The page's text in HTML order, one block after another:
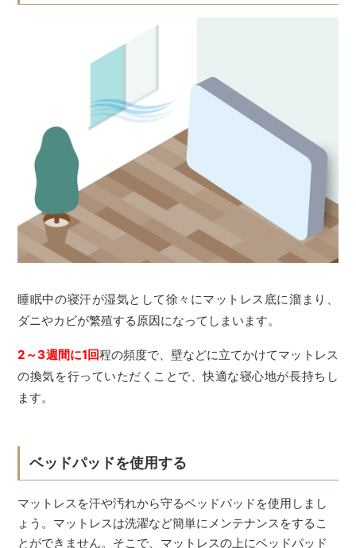
睡眠中の寝汗が湿気として徐々にマットレス底に溜まり、
ダニやカビが繁殖する原因になってしまいます。
2～3週間に1回程の頻度で、壁などに立てかけてマットレス
の換気を行っていただくことで、快適な寝心地が長持ちし
ます。
ベッドパッドを使用する
マットレスを汗や汚れから守るベッドパッドを使用しまし
ょう。マットレスは洗濯など簡単にメンテナンスをするこ
とができません。そこで、マットレスの上にベッドパッド